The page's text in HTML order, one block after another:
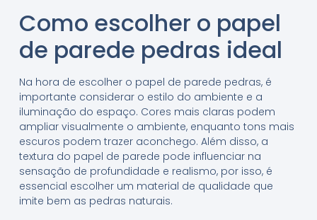
Como escolher o papel
de parede pedras ideal
Na hora de escolher o papel de parede pedras, é
importante considerar o estilo do ambiente e a
iluminação do espaço. Cores mais claras podem
ampliar visualmente o ambiente, enquanto tons mais
escuros podem trazer aconchego. Além disso, a
textura do papel de parede pode influenciar na
sensação de profundidade e realismo, por isso, é
essencial escolher um material de qualidade que
imite bem as pedras naturais.